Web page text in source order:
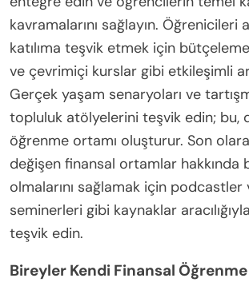
olduğu eşsiz özelliği
“Jump$tart Coalition” da finansal
öğrencilerin bilinçli finansal kararlar
daha yüksek olduğunu ve bunun
refahlarını olumlu yönde